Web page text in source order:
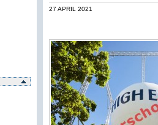
27 APRIL 2021